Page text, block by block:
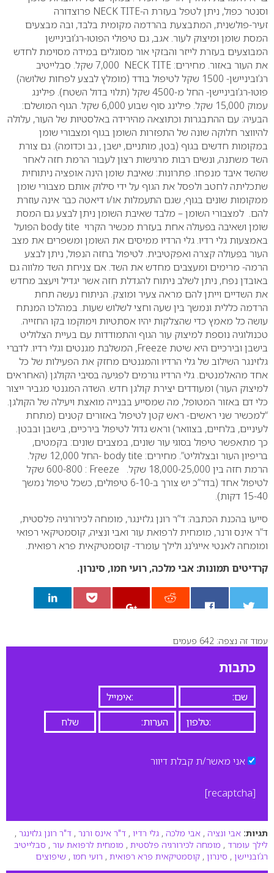
וסנטר כפול, ניתן לטפל בעזרת ה-NECK TITE פרוצדורה
זעיר-פולשנית, המתבצעת בהרדמה מקומית בלבד, ובה מבצעים
המסת שומן ומיצוק לעור. אגב, גם טיפולי הפוטו-רג’וביניישן
המבוצעים בעזרת לייזר והבזקי אור מסוגלים במידה מסוימת לחדש
את העור באזור. מחירים: NECK TITE
7,000 שקל. סבלייטיב
רג’וביניישן- 1500 שקל לטיפול בודד (מומלץ לבצע לפחות שלושה)
פוטו-רג’וביניישן- החל מ-4500 שקל (תלוי בדול השטח). פילינג
עמוק 15,000 שקל. פילינג סוף שבוע 6,000 שקל.
הגוף המושלם:
הבעיה: עם ההתבגרות וכתוצאה מהירידה באלסטיות של העור, עלולה
להיווצר חלוקה שונה של התפזרות השומן בגוף ומצבורי שומן
במקומות חדשים בגוף (בטן, מותניים, ישבן , גב וכדומה). גם צורת
השד משתנה, ונשים רבות מרגישות רצון לעבור הרמת חזה לאחר
שהשד איבד מנפחו. פתרונות: שאיבת שומן הינה אופציה ניתוחית
שתכליתה לחטב ולפסל את הגוף על ידי סילוק אותם מצבורי שומן
ממקומות שונים בגוף, שגם התעמלות או/ו דיאטה כבר אינה עוזרת
להם. למצבורי השומן – מלבד שאיבת השומן ניתן לבצע גם המסת
שומן ושאיבה בפעולה אחת בעזרת מכשיר הקרוי body tite הפועל
באמצעות גלי רדיו. גלי הרדיו ממיסים את השומן ומשפרים את מצב
העור בפעולה קצרה ואפקטיבית. לטיפול בחזה הנפול, ניתן לבצע
הרמה- מרימים ומעצבים מחדש את השד. אם צניחת השד מלווה גם
באובדן נפח, ניתן לשלב ניתוח להגדלת חזה אשר יגדיל ויעצב מחדש
את השדיים וייתן להם מראה צעיר ומוצק. הניתוח נעשה תחת
הרדמה כללית ונמשך בין שעה וחצי לשלוש שעות. במהלכו המנתח
עושה כל מאמץ כדי שהצלקות יהיו אסתטיות וימוקמו בקו החזייה.
טכנולוגיה נוספת למיצוק עור הגוף והתמודדות עם בעיית הצלוליט
בישבן ובירכיים היא שיטת Freeze, המשלבת מגנטים וגלי רדיו. לדברי
גלזינגר השילוב של גלי הרדיו והמגנטים מחזק את הפעילות של כל
אחד מהאלמנטים. גלי הרדיו גורמים לפגיעה בסיבי הקולגן (האחראים
למיצוק העור) ומעודדים יצירת קולגן חדש. השדה המגנטי מגביר ייצור
כלי דם באזור המטופל, מה שמסייע בבנייה מואצת ויעילה של הקולגן.
“למכשיר שני ראשים- ראש קטן לטיפול באזורים קטנים (מתחת
לעיניים, בלחיים, בצוואר) וראש גדול לטיפול בירכיים, בישבן ובבטן.
כך מתאפשר טיפול בסוגי עור שונים, במצבים שונים: בקמטים,
בריפיון העור ובצלוליט”. מחירים: body tite
-החל 12,000 שקל.
הרמת חזה בין 18,000-25,000 שקל.
Freeze
: 600-800 שקל
לטיפול אחד (בדר”כ יש צורך ב-6-10 טיפולים, כשכל טיפול נמשך
15-40 דקות).
סייעו בהכנת הכתבה: ד”ר רונן גלזינגר, מומחה לכירורגיה פלסטית,
ד”ר אינס ורנר, מומחית לרפואת עור ואבי ונציה, קוסמטיקאי רפואי
ומומחה לאנטי אייגי’נג ולילך עומרד- קוסמטיקאית פרא רפואית.
קרדיטים תמונות: אבי מלכה, רועי חמו, סינרון.
0
עמוד זה נצפה: 642 פעמים
כתבות
אני מאשר/ת קבלת דיוור
[recaptcha]
תגיות: אבי ונציה , אבי מלכה , גלי רדיו , ד"ר אינס ורנר , ד"ר רונן גלזינגר ,
לילך עומרד , מומחה לכירורגיה פלסטית , מומחית לרפואת עור , סבלייטיב
רג’ובניישן , סינרון , קוסמטיקאית פרא רפואית , רועי חמו , שיפוצים